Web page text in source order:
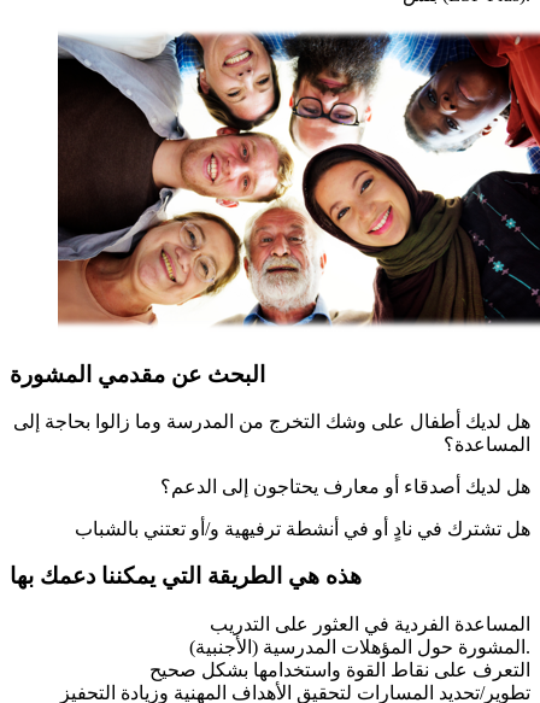
البحث عن مقدمي المشورة
هل لديك أطفال على وشك التخرج من المدرسة وما زالوا بحاجة إلى
المساعدة؟
هل لديك أصدقاء أو معارف يحتاجون إلى الدعم؟
هل تشترك في نادٍ أو في أنشطة ترفيهية و/أو تعتني بالشباب
هذه هي الطريقة التي يمكننا دعمك بها
المساعدة الفردية في العثور على التدريب
المشورة حول المؤهلات المدرسية (الأجنبية).
التعرف على نقاط القوة واستخدامها بشكل صحيح
تطوير/تحديد المسارات لتحقيق الأهداف المهنية وزيادة التحفيز